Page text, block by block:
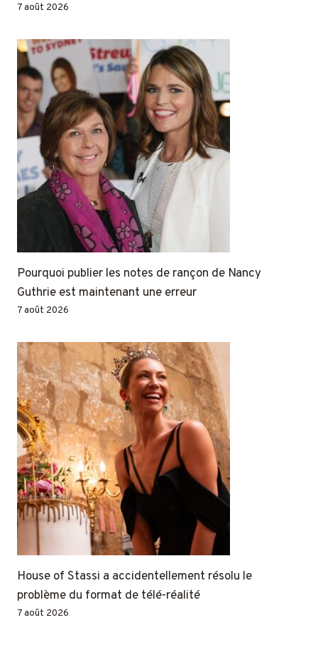
7 août 2026
Pourquoi publier les notes de rançon de Nancy
Guthrie est maintenant une erreur
7 août 2026
House of Stassi a accidentellement résolu le
problème du format de télé-réalité
7 août 2026